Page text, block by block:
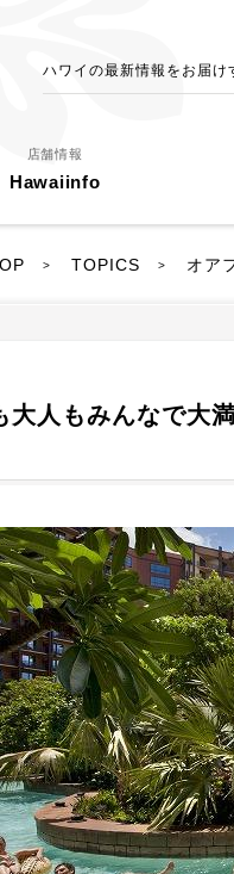
ハワイの最新情報をお届
店舗情報
Hawaiinfo
> TOPICS > オア
大人もみんなで大